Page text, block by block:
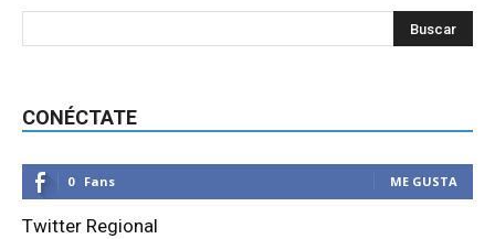
CONÉCTATE
0 Fans ME GUSTA
Twitter Regional